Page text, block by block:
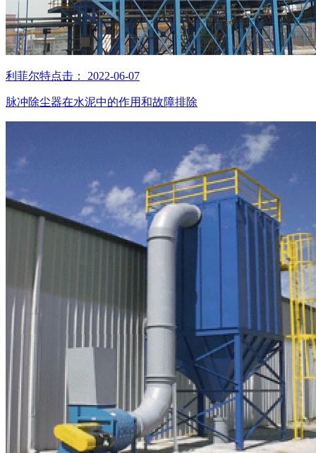
利菲尔特点击： 2022-06-07
脉冲除尘器在水泥中的作用和故障排除